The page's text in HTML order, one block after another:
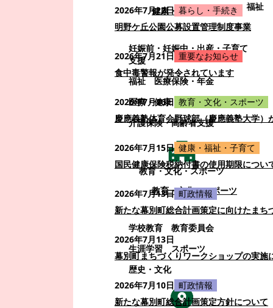
健康・福祉・子育て
妊娠前・妊娠中・出産・子育て
支援
福祉
医療保険・年金
医療・健康
介護保険・高齢者支援
教育・文化・スポーツ
教育・文化・スポーツ
学校教育
教育委員会
生涯学習
スポーツ
歴史・文化
2026年7月22日 暮らし・手続き
明野ケ丘公園公募設置管理制度事業
2026年7月21日 重要なお知らせ
食中毒警報が発令されています
2026年7月16日 教育・文化・スポーツ
慶應義塾体育会野球部（慶應義塾大学）
2026年7月15日 健康・福祉・子育て
国民健康保険税納付書の使用期限につい
2026年7月13日 町政情報
新たな幕別町総合計画策定に向けたまち
2026年7月13日
幕別町まちづくりワークショップの実施
2026年7月10日 町政情報
新たな幕別町総合計画策定方針について
福祉